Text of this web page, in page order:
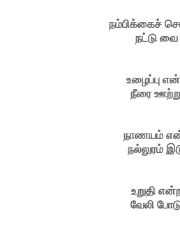
நம்பிக்கைச்
நட்டு வை
உழைப்பு
நீரை
நாணயம்
நல்லுரம்
உறுதி
வேலி